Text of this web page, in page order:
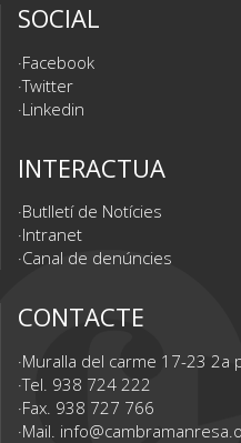
SOCIAL
Facebook
Twitter
Linkedin
INTERACTUA
Butlletí de Notícies
Intranet
Canal de denúncies
CONTACTE
Muralla del carme 17-23 2a
Tel. 938 724 222
Fax. 938 727 766
Mail.